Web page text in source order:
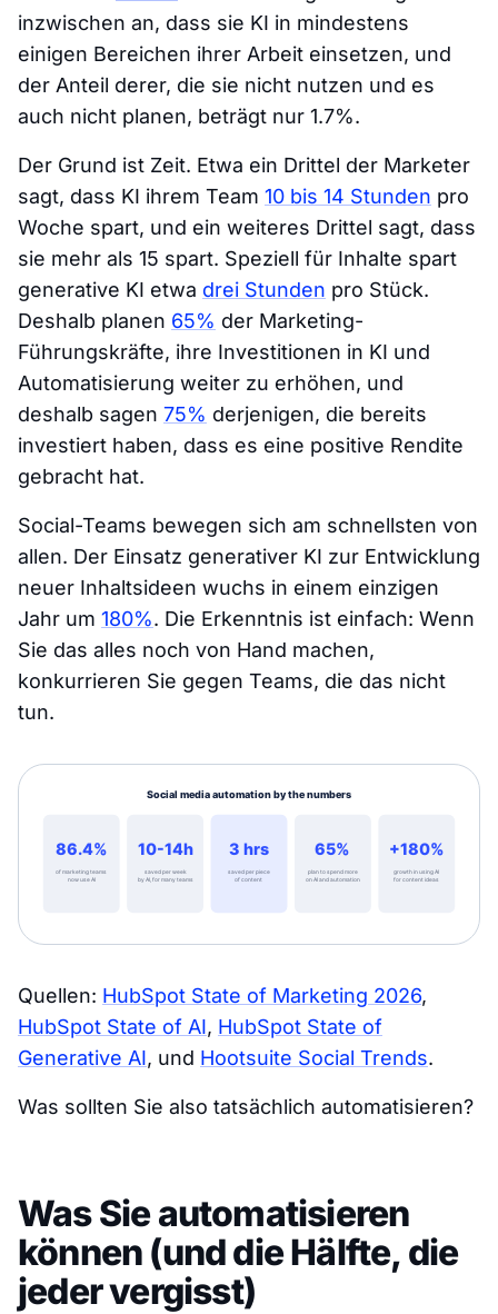
inzwischen an, dass sie KI in mindestens
einigen Bereichen ihrer Arbeit einsetzen, und
der Anteil derer, die sie nicht nutzen und es
auch nicht planen, beträgt nur 1.7%.
Der Grund ist Zeit. Etwa ein Drittel der Marketer
sagt, dass KI ihrem Team 10 bis 14 Stunden pro
Woche spart, und ein weiteres Drittel sagt, dass
sie mehr als 15 spart. Speziell für Inhalte spart
generative KI etwa drei Stunden pro Stück.
Deshalb planen 65% der Marketing-
Führungskräfte, ihre Investitionen in KI und
Automatisierung weiter zu erhöhen, und
deshalb sagen 75% derjenigen, die bereits
investiert haben, dass es eine positive Rendite
gebracht hat.
Social-Teams bewegen sich am schnellsten von
allen. Der Einsatz generativer KI zur Entwicklung
neuer Inhaltsideen wuchs in einem einzigen
Jahr um 180%. Die Erkenntnis ist einfach: Wenn
Sie das alles noch von Hand machen,
konkurrieren Sie gegen Teams, die das nicht
tun.
Quellen: HubSpot State of Marketing 2026,
HubSpot State of AI, HubSpot State of
Generative AI, und Hootsuite Social Trends.
Was sollten Sie also tatsächlich automatisieren?
Was Sie automatisieren
können (und die Hälfte, die
jeder vergisst)